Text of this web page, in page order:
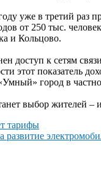
уже в третий раз
от 250 тыс.
и Кольцово.
доступ к сетям
этот показатель
город в
выбор жителей –
тарифы
развитие